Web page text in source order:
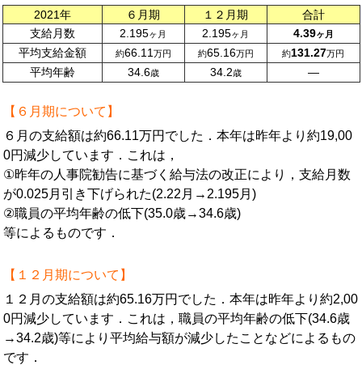
2021年 ６月期 １２月期
合計
支給月数
2.195ヶ月 2.195ヶ月 4.39ヶ月
平均支給金額 約66.11 万円 約65.16万円 約131.27万円
平均年齢 34.6歳 34.2歳 ―
【６月期について】
６月の支給額は約66.11万円でした．本年は昨年より約19,00
0円減少しています．これは，
①昨年の人事院勧告に基づく給与法の改正により，支給月数
が0.025月引き下げられた(2.22月→2.195月)
②職員の平均年齢の低下(35.0歳→34.6歳)
等によるものです．
【１２月期について】
１２月の支給額は約65.16万円でした．本年は昨年より約2,00
0円減少しています．これは，職員の平均年齢の低下(34.6歳
→34.2歳)等により平均給与額が減少したことなどによるもの
です．